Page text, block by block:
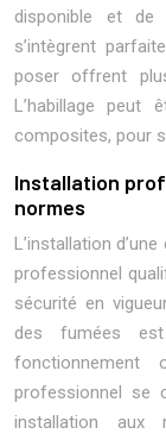
disponible et de
s’intègrent
poser offrent
L’habillage
composites, pour
Installation
normes
L’installation
professionnel
sécurité en
des fumées
professionnel se
installation aux